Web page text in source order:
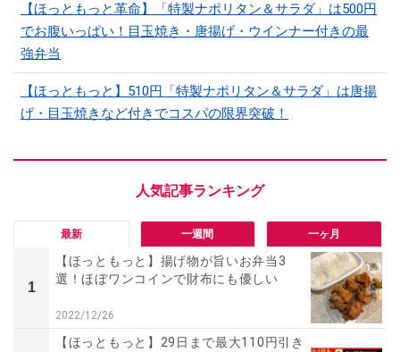
【ほっともっと革命】「特製ナポリタン＆サラダ」は500円
でお腹いっぱい！目玉焼き・唐揚げ・ウインナー付きの最
強弁当
【ほっともっと】510円「特製ナポリタン＆サラダ」は唐揚
げ・目玉焼きなど付きでコスパの限界突破！
最新 一週間 一ヶ月
1
【ほっともっと】揚げ物が旨いお弁当3
選！ほぼワンコインで財布にも優しい
2022/12/26
【ほっともっと】29日まで最大110円引き